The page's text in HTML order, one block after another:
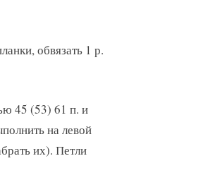
обвязать 1 р.
45 (53) 61 п. и
на левой
их). Петли